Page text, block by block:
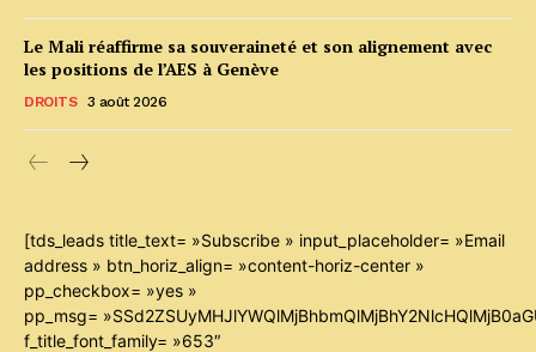
Le Mali réaffirme sa souveraineté et son alignement avec
les positions de l’AES à Genève
DROITS 3 août 2026
[tds_leads title_text= »Subscribe » input_placeholder= »Email
address » btn_horiz_align= »content-horiz-center »
pp_checkbox= »yes »
pp_msg=
f_title_font_family= »653″